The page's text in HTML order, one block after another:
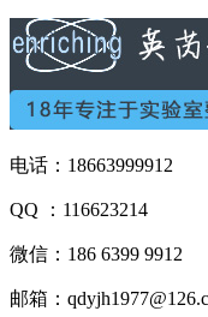
电话：18663999912
QQ ：116623214
微信：186 6399 9912
邮箱：